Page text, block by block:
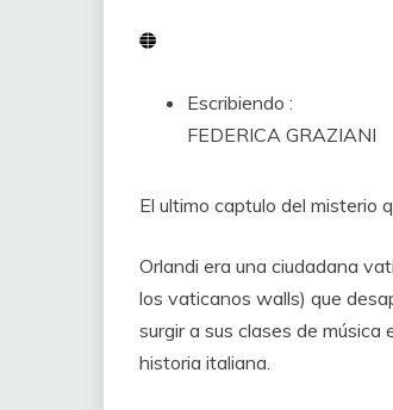
Escribiendo :
FEDERICA GRAZIANI
El ultimo captulo del misterio
Orlandi era una ciudadana
los vaticanos walls) que
surgir a sus clases de
historia italiana.